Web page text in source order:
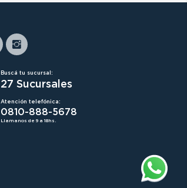
Buscá tu sucursal:
27 Sucursales
Atención telefónica:
0810-888-5678
Llamanos de 9 a 18hs.